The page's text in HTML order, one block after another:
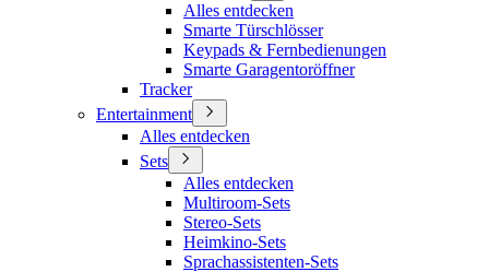
Alles entdecken
Smarte Türschlösser
Keypads & Fernbedienungen
Smarte Garagentoröffner
Tracker
Entertainment
Alles entdecken
Sets
Alles entdecken
Multiroom-Sets
Stereo-Sets
Heimkino-Sets
Sprachassistenten-Sets